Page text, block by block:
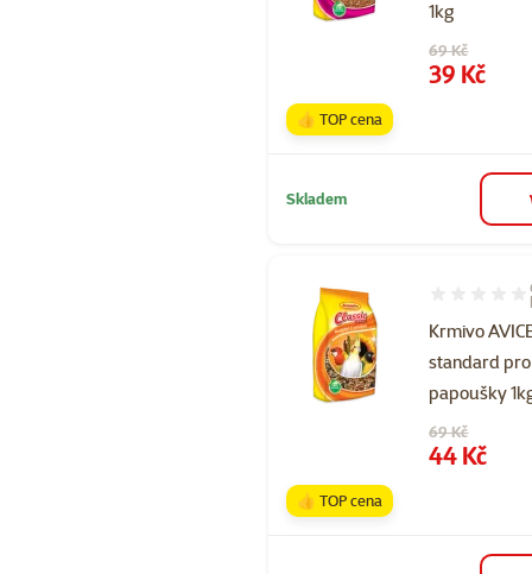
1kg
Původní cena
69 Kč
Cena
39 Kč
👍 TOP cena
Skladem
Krmivo
standard
papoušky
Hodnocení
Původní cena
69 Kč
Cena
44 Kč
👍 TOP cena